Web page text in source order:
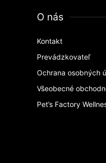
O nás
Kontakt
Prevádzkovateľ
Ochrana osobných
Všeobecné
Pet’s Factory